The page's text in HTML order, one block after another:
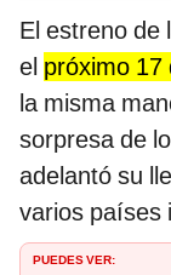
El estreno de
el próximo 17
la misma
sorpresa de
adelantó su
varios países
PUEDES VER: